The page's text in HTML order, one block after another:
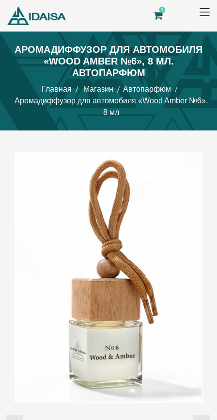
0
АРОМАДИФФУЗОР ДЛЯ АВТОМОБИЛЯ
«WOOD AMBER №6», 8 МЛ.
АВТОПАРФЮМ
Главная Магазин
Автопарфюм
Аромадиффузор для автомобиля «Wood Amber №6»,
8 мл